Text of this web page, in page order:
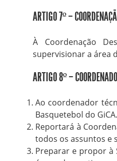
ARTIGO 7º –
À Coordenação
supervisionar a área
ARTIGO 8º –
Ao coordenador
Basquetebol do GiCA.
Reportará à
todos os assuntos e
Preparar e propor à